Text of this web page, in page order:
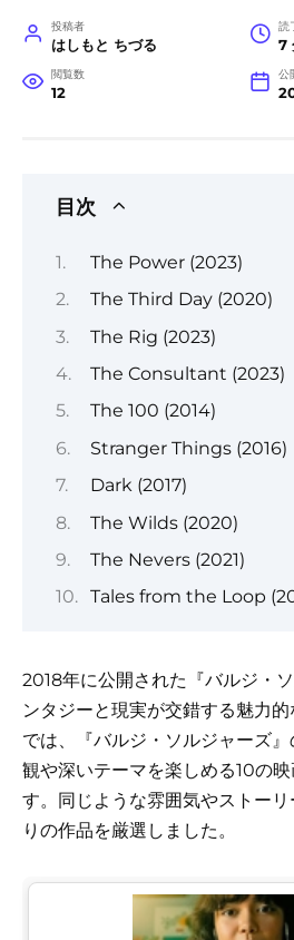
投稿者
はしもと ちづる
読
7
閲覧数
12
公
目次
The Power (2023)
The Third Day (2020)
The Rig (2023)
The Consultant (2023)
The 100 (2014)
Stranger Things (2016)
Dark (2017)
The Wilds (2020)
The Nevers (2021)
Tales from the Loop
2018年に公開された『バルジ・
ンタジーと現実が交錯する魅力
では、『バルジ・ソルジャーズ
観や深いテーマを楽しめる10の
す。同じような雰囲気やストー
りの作品を厳選しました。